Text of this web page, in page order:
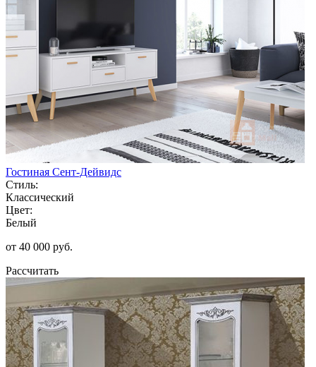
Гостиная Сент-Дейвидс
Стиль:
Классический
Цвет:
Белый
от 40 000 руб.
Рассчитать